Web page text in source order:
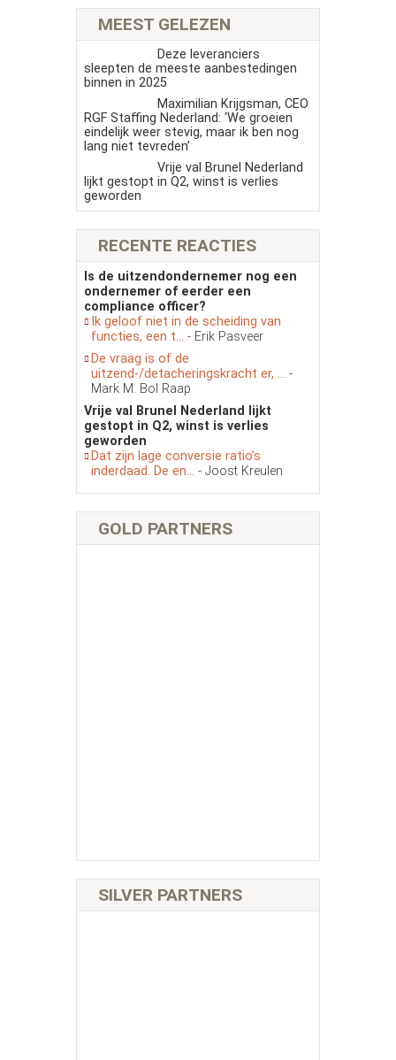
MEEST GELEZEN
Deze leveranciers
sleepten de meeste aanbestedingen
binnen in 2025
Maximilian Krijgsman, CEO
RGF Staffing Nederland: ‘We groeien
eindelijk weer stevig, maar ik ben nog
lang niet tevreden’
Vrije val Brunel Nederland
lijkt gestopt in Q2, winst is verlies
geworden
RECENTE REACTIES
Is de uitzendondernemer nog een
ondernemer of eerder een
compliance officer?
Ik geloof niet in de scheiding van
functies, een t... - Erik Pasveer
De vraag is of de
uitzend-/detacheringskracht er, ... -
Mark M. Bol Raap
Vrije val Brunel Nederland lijkt
gestopt in Q2, winst is verlies
geworden
Dat zijn lage conversie ratio’s
inderdaad. De en... - Joost Kreulen
GOLD PARTNERS
SILVER PARTNERS